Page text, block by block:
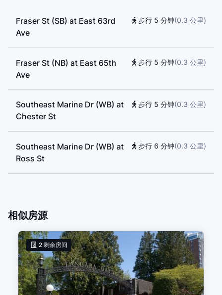
Fraser St (SB) at East 63rd
Ave
步行 5 分钟(0.3 公里)
Fraser St (NB) at East 65th
Ave
步行 5 分钟(0.3 公里)
Southeast Marine Dr (WB) at
Chester St
步行 5 分钟(0.3 公里)
Southeast Marine Dr (WB) at
Ross St
步行 6 分钟(0.3 公里)
相似房源
2 剩余房间